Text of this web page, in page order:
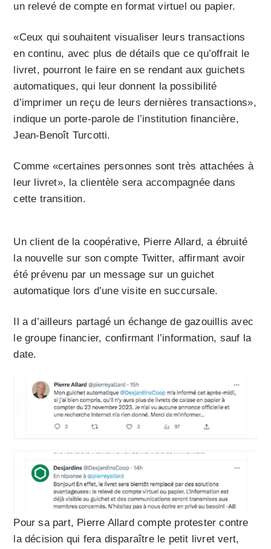
un relevé de compte en format virtuel ou papier.
«Ceux qui souhaitent visualiser leurs transactions
en continu, avec plus de détails que ce qu’offrait le
livret, pourront le faire en se rendant aux guichets
automatiques, qui leur donnent la possibilité
d’imprimer un reçu de leurs dernières transactions»,
indique un porte-parole de l’institution financière,
Jean-Benoît Turcotti.
Comme «certaines personnes sont très attachées à
leur livret», la clientèle sera accompagnée dans
cette transition.
Un client de la coopérative, Pierre Allard, a ébruité
la nouvelle sur son compte Twitter, affirmant avoir
été prévenu par un message sur un guichet
automatique lors d’une visite en succursale.
Il a d’ailleurs partagé un échange de gazouillis avec
le groupe financier, confirmant l’information, sauf la
date.
Pour sa part, Pierre Allard compte protester contre
la décision qui fera disparaître le petit livret vert,